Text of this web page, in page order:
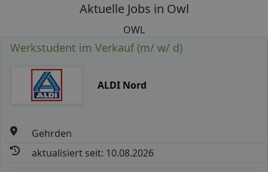
Aktuelle Jobs in Owl
OWL
Werkstudent im Verkauf (m/ w/ d)
ALDI Nord
Gehrden
aktualisiert seit: 10.08.2026